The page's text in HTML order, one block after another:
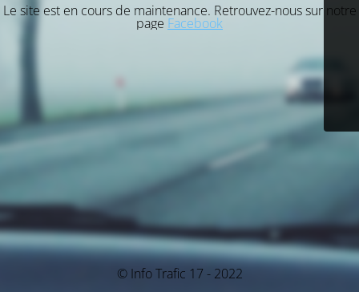
Le site est en cours de maintenance. Retrouvez-nous sur notre
page Facebook
© Info Trafic 17 - 2022